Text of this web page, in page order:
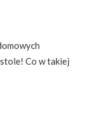
Co w takiej